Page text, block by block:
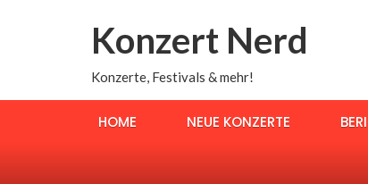
Konzert Nerd
Konzerte, Festivals & mehr!
HOME NEUE KONZERTE